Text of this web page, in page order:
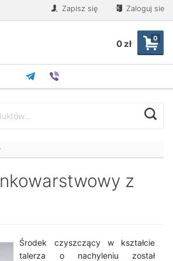
Zapisz się Zaloguj sie
0
0 zł
z
Środek czyszczący w kształcie
talerza o nachyleniu został